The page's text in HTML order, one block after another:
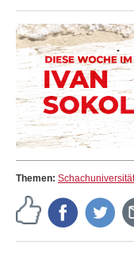
Themen: